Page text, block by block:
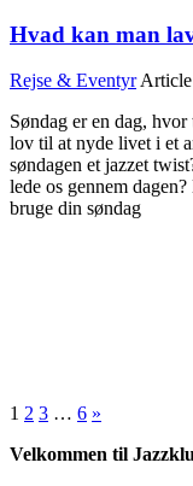
Hvad kan man
Rejse & EventyrArticle
Søndag er en dag,
lov til at nyde livet i et
søndagen et jazzet
lede os gennem
bruge din søndag
1 2 3 … 6 »
Velkommen til